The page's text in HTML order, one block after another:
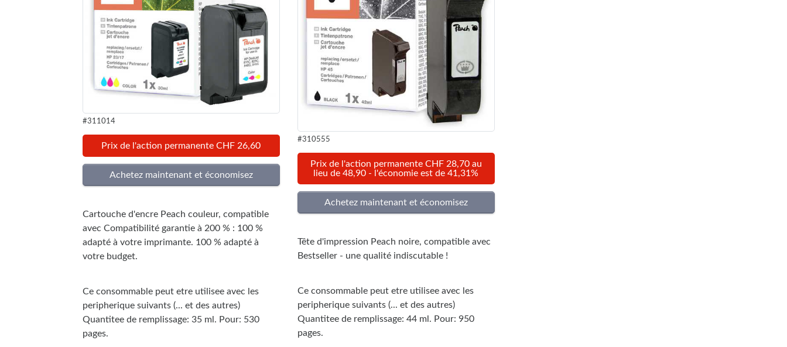
#311014
Prix de l'action permanente CHF 26,60
Cartouche d'encre Peach couleur, compatible
avec Compatibilité garantie à 200 % : 100 %
adapté à votre imprimante. 100 % adapté à
votre budget.
Ce consommable peut etre utilisee avec les
peripherique suivants (... et des autres)
Quantitee de remplissage: 35 ml. Pour: 530
pages.
#310555
Prix de l'action permanente CHF 28,70 au
lieu de 48,90 - l'économie est de 41,31%
Tête d'impression Peach noire, compatible avec
Bestseller - une qualité indiscutable !
Ce consommable peut etre utilisee avec les
peripherique suivants (... et des autres)
Quantitee de remplissage: 44 ml. Pour: 950
pages.